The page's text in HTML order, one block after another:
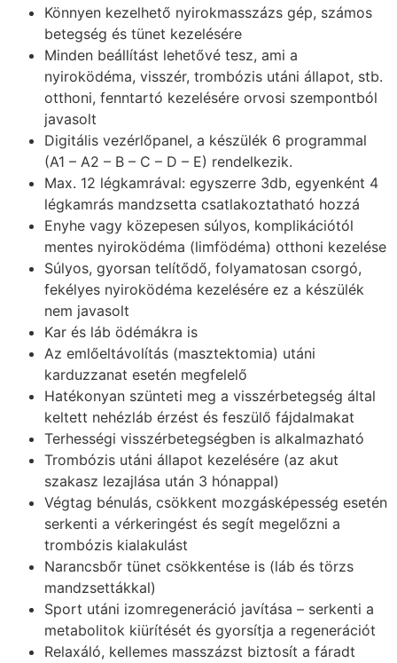
Könnyen kezelhető nyirokmasszázs gép, számos
betegség és tünet kezelésére
Minden beállítást lehetővé tesz, ami a
nyiroködéma, visszér, trombózis utáni állapot, stb.
otthoni, fenntartó kezelésére orvosi szempontból
javasolt
Digitális vezérlőpanel, a készülék 6 programmal
(A1 – A2 – B – C – D – E) rendelkezik.
Max. 12 légkamrával: egyszerre 3db, egyenként 4
légkamrás mandzsetta csatlakoztatható hozzá
Enyhe vagy közepesen súlyos, komplikációtól
mentes nyiroködéma (limfödéma) otthoni kezelése
Súlyos, gyorsan telítődő, folyamatosan csorgó,
fekélyes nyiroködéma kezelésére ez a készülék
nem javasolt
Kar és láb ödémákra is
Az emlőeltávolítás (masztektomia) utáni
karduzzanat esetén megfelelő
Hatékonyan szünteti meg a visszérbetegség által
keltett nehézláb érzést és feszülő fájdalmakat
Terhességi visszérbetegségben is alkalmazható
Trombózis utáni állapot kezelésére (az akut
szakasz lezajlása után 3 hónappal)
Végtag bénulás, csökkent mozgásképesség esetén
serkenti a vérkeringést és segít megelőzni a
trombózis kialakulást
Narancsbőr tünet csökkentése is (láb és törzs
mandzsettákkal)
Sport utáni izomregeneráció javítása – serkenti a
metabolitok kiürítését és gyorsítja a regenerációt
Relaxáló, kellemes masszázst biztosít a fáradt